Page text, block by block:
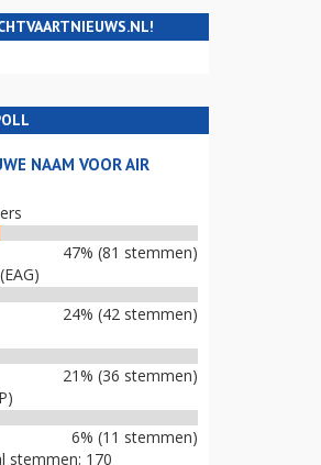
NAAM VOOR AIR
47% (81 stemmen)
24% (42 stemmen)
21% (36 stemmen)
6% (11 stemmen)
stemmen: 170